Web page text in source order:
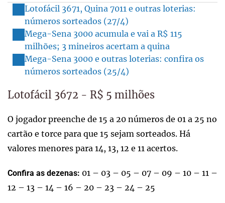
Lotofácil 3671, Quina 7011 e outras loterias:
números sorteados (27/4)
Mega-Sena 3000 acumula e vai a R$ 115
milhões; 3 mineiros acertam a quina
Mega-Sena 3000 e outras loterias: confira os
números sorteados (25/4)
Lotofácil 3672 - R$ 5 milhões
O jogador preenche de 15 a 20 números de 01 a 25 no
cartão e torce para que 15 sejam sorteados. Há
valores menores para 14, 13, 12 e 11 acertos.
Confira as dezenas: 01 – 03 – 05 – 07 – 09 – 10 – 11 –
12 – 13 – 14 – 16 – 20 – 23 – 24 – 25